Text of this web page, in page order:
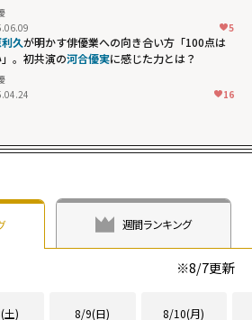
5
久が明かす俳優業への向き合い方「100点は
。初共演の河合優実に感じた力とは？
16
週間ランキング
※8/7更新
土) 8/9(日) 8/10(月)